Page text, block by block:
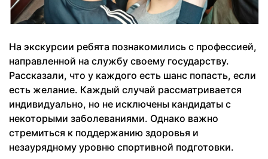
На экскурсии ребята познакомились с профессией,
направленной на службу своему государству.
Рассказали, что у каждого есть шанс попасть, если
есть желание. Каждый случай рассматривается
индивидуально, но не исключены кандидаты с
некоторыми заболеваниями. Однако важно
стремиться к поддержанию здоровья и
незаурядному уровню спортивной подготовки.